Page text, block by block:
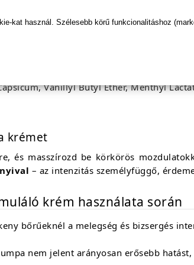
légmentes pumpás üveg
Vanillyl Butyl Ether, Menthyl
krémet
és masszírozd be körkörös
– az intenzitás személyfüggő,
krém használata során
bőrűeknél a melegség és bizsergés
nem jelent arányosan erősebb
kat használ. Szélesebb körű funkcionalitáshoz